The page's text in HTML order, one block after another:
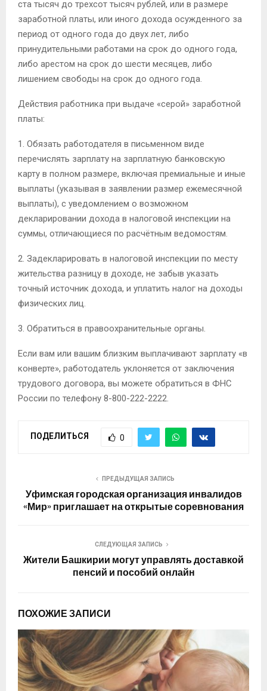
ста тысяч до трехсот тысяч рублей, или в размере
заработной платы, или иного дохода осужденного за
период от одного года до двух лет, либо
принудительными работами на срок до одного года,
либо арестом на срок до шести месяцев, либо
лишением свободы на срок до одного года.
Действия работника при выдаче «серой» заработной
платы:
1. Обязать работодателя в письменном виде
перечислять зарплату на зарплатную банковскую
карту в полном размере, включая премиальные и иные
выплаты (указывая в заявлении размер ежемесячной
выплаты), с уведомлением о возможном
декларировании дохода в налоговой инспекции на
суммы, отличающиеся по расчётным ведомостям.
2. Задекларировать в налоговой инспекции по месту
жительства разницу в доходе, не забыв указать
точный источник дохода, и уплатить налог на доходы
физических лиц.
3. Обратиться в правоохранительные органы.
Если вам или вашим близким выплачивают зарплату «в
конверте», работодатель уклоняется от заключения
трудового договора, вы можете обратиться в ФНС
России по телефону 8-800-222-2222.
ПОДЕЛИТЬСЯ 0
ПРЕДЫДУЩАЯ ЗАПИСЬ
Уфимская городская организация инвалидов
«Мир» приглашает на открытые соревнования
СЛЕДУЮЩАЯ ЗАПИСЬ
Жители Башкирии могут управлять доставкой
пенсий и пособий онлайн
ПОХОЖИЕ ЗАПИСИ